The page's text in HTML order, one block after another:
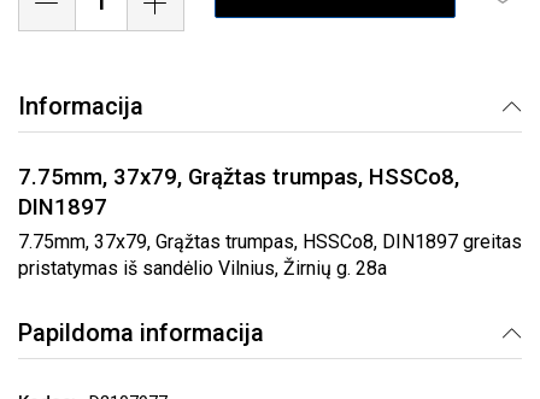
Informacija
7.75mm, 37x79, Grąžtas trumpas, HSSCo8,
DIN1897
7.75mm, 37x79, Grąžtas trumpas, HSSCo8, DIN1897 greitas
pristatymas iš sandėlio Vilnius, Žirnių g. 28a
Papildoma informacija